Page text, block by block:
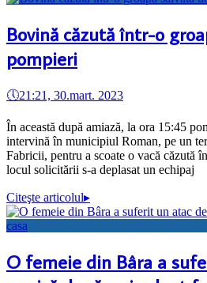
Bovină căzută într-o
pompieri
🕔21:21, 30.mart. 2023
În această după amiază, la ora 15:45
intervină în municipiul Roman, pe un
Fabricii, pentru a scoate o vacă căzută
locul solicitării s-a deplasat un echipaj
Citeşte articolul▸
O femeie din Bâra a